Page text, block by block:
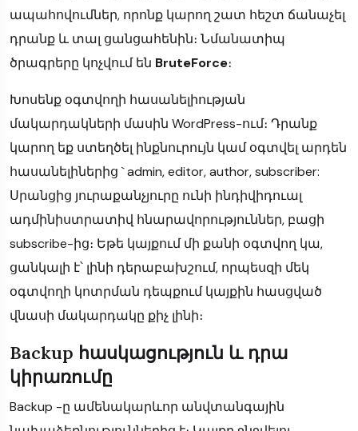
ապահովումներ, որոնք կարող շատ հեշտ ճանաչել
դրանք և տալ ցանցահենին։ Նմանատիպ
ծրագրերը կոչվում են BruteForce։
Խոսենք օգտվողի հասանելիության
մակարդակների մասին WordPress-ում։ Դրանք
կարող եք ստեղծել ինքնուրույն կամ օգտվել արդեն
հասանելիներից ` admin, editor, author, subscriber:
Սրանցից յուրաքանչյուրը ունի ինդիվիդուալ
ադմինիստրատիվ հնարավորություններ, բացի
subscribe-ից։ Եթե կայքում մի քանի օգտվող կա,
ցանկալի է՝ լինի դերաբախշում, որպեսզի մեկ
օգտվողի կոտրման դեպքում կայքին հասցված
վնասի մակարդակը քիչ լինի։
Backup հասկացություն և դրա
կիրառումը
Backup -ը ամենակարևոր անվտանգային